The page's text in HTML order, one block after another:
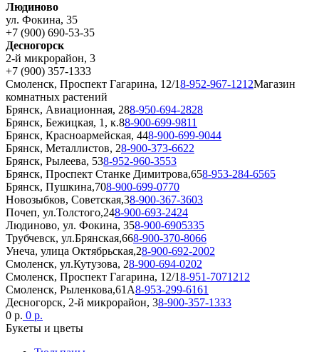
Людиново
ул. Фокина, 35
+7 (900) 690-53-35
Десногорск
2-й микрорайон, 3
+7 (900) 357-1333
Смоленск, Проспект Гагарина, 12/18-952-967-1212Магазин
комнатных растений
Брянск, Авиационная, 288-950-694-2828
Брянск, Бежицкая, 1, к.88-900-699-9811
Брянск, Красноармейская, 448-900-699-9044
Брянск, Металлистов, 28-900-373-6622
Брянск, Рылеева, 538-952-960-3553
Брянск, Проспект Станке Димитрова,658-953-284-6565
Брянск, Пушкина,708-900-699-0770
Новозыбков, Советская,38-900-367-3603
Почеп, ул.Толстого,248-900-693-2424
Людиново, ул. Фокина, 358-900-6905335
Трубчевск, ул.Брянская,668-900-370-8066
Унеча, улица Октябрьская,28-900-692-2002
Смоленск, ул.Кутузова, 28-900-694-0202
Смоленск, Проспект Гагарина, 12/18-951-7071212
Смоленск, Рыленкова,61А8-953-299-6161
Десногорск, 2-й микрорайон, 38-900-357-1333
0 р. 0 р.
Букеты и цветы